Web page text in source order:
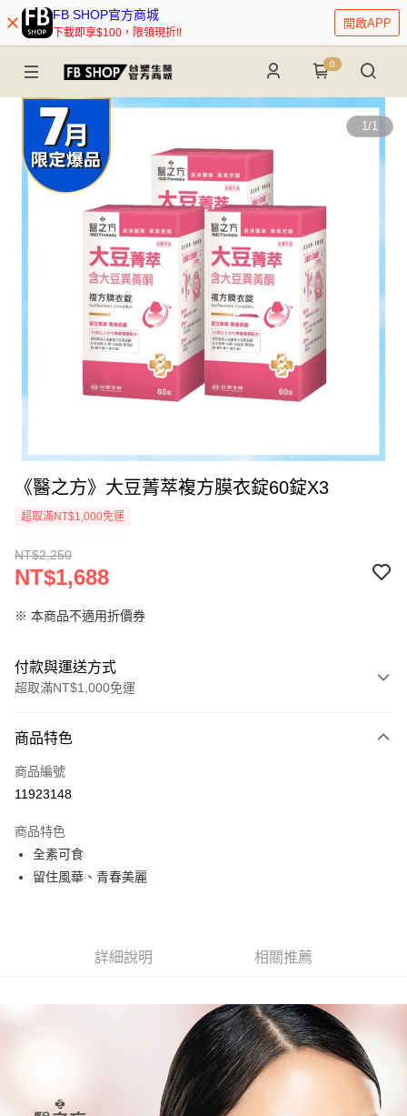
FB SHOP官方商城
下載即享$100，限領現折!!
開啟APP
0
1/1
《醫之方》大豆菁萃複方膜衣錠60錠X3
超取滿NT$1,000免運
NT$2,250
NT$1,688
※ 本商品不適用折價券
付款與運送方式
超取滿NT$1,000免運
信用卡一次付款
信用卡分期付款
合作金庫商業銀行
華南商業銀行
上海商業儲蓄銀行
聯邦商業銀行
遠東國際商業銀行
中國信託商業銀行
超商取貨付款
LINE Pay
1.本服務由台灣大哥大提供，台灣大哥大用戶可立即使用無須另外申請。
AFTEE先享後付
商品特色
商品編號
11923148
商品特色
全素可食
留住風華、青春美麗
詳細說明 相關推薦